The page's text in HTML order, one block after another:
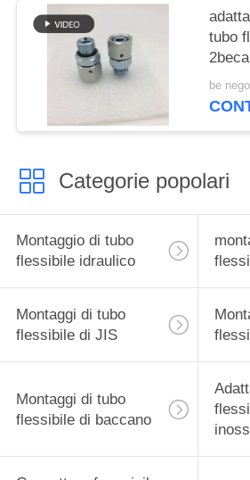
tubo
O
be
Categorie popolari
Montaggio di tubo
flessibile idraulico
Montaggi di tubo
flessibile di JIS
Montaggi di tubo
flessibile di baccano